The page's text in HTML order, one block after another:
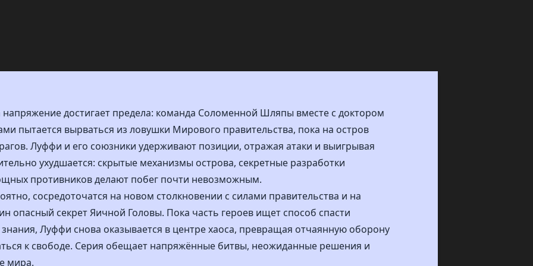
напряжение достигает предела: команда Соломенной Шляпы вместе с доктором
пытается вырваться из ловушки Мирового правительства, пока на остров
Луффи и его союзники удерживают позиции, отражая атаки и выигрывая
ухудшается: скрытые механизмы острова, секретные разработки
противников делают побег почти невозможным.
сосредоточатся на новом столкновении с силами правительства и на
опасный секрет Яичной Головы. Пока часть героев ищет способ спасти
Луффи снова оказывается в центре хаоса, превращая отчаянную оборону
к свободе. Серия обещает напряжённые битвы, неожиданные решения и
мира.